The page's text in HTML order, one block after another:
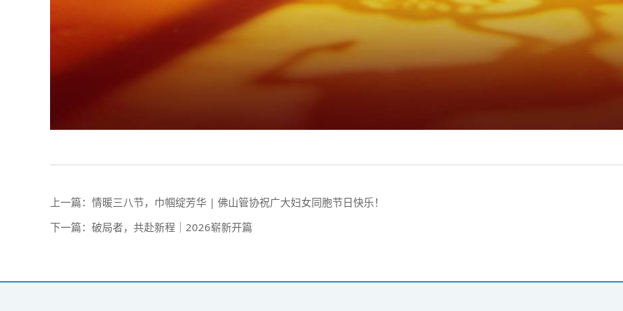
上一篇： 情暖三八节，巾帼绽芳华 | 佛山管协祝广大妇女同胞节日快乐！
下一篇： 破局者，共赴新程｜2026崭新开篇